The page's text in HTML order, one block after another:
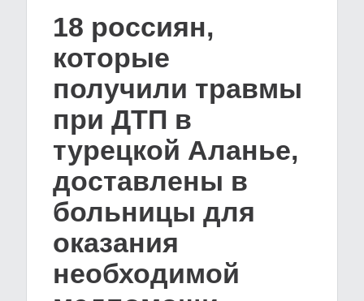
18 россиян,
которые
получили травмы
при ДТП в
турецкой Аланье,
доставлены в
больницы для
оказания
необходимой